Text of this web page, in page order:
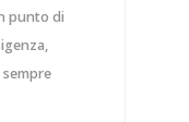
punto di